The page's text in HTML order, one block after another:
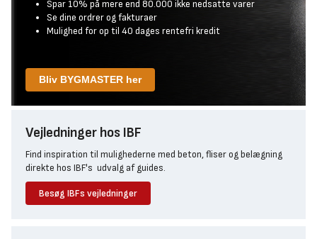
Spar 10% på mere end 80.000 ikke nedsatte varer
Se dine ordrer og fakturaer
Mulighed for op til 40 dages rentefri kredit
Bliv BYGMASTER her
Vejledninger hos IBF
Find inspiration til mulighederne med beton, fliser og belægning
direkte hos IBF's udvalg af guides.
Besøg IBFs vejledninger